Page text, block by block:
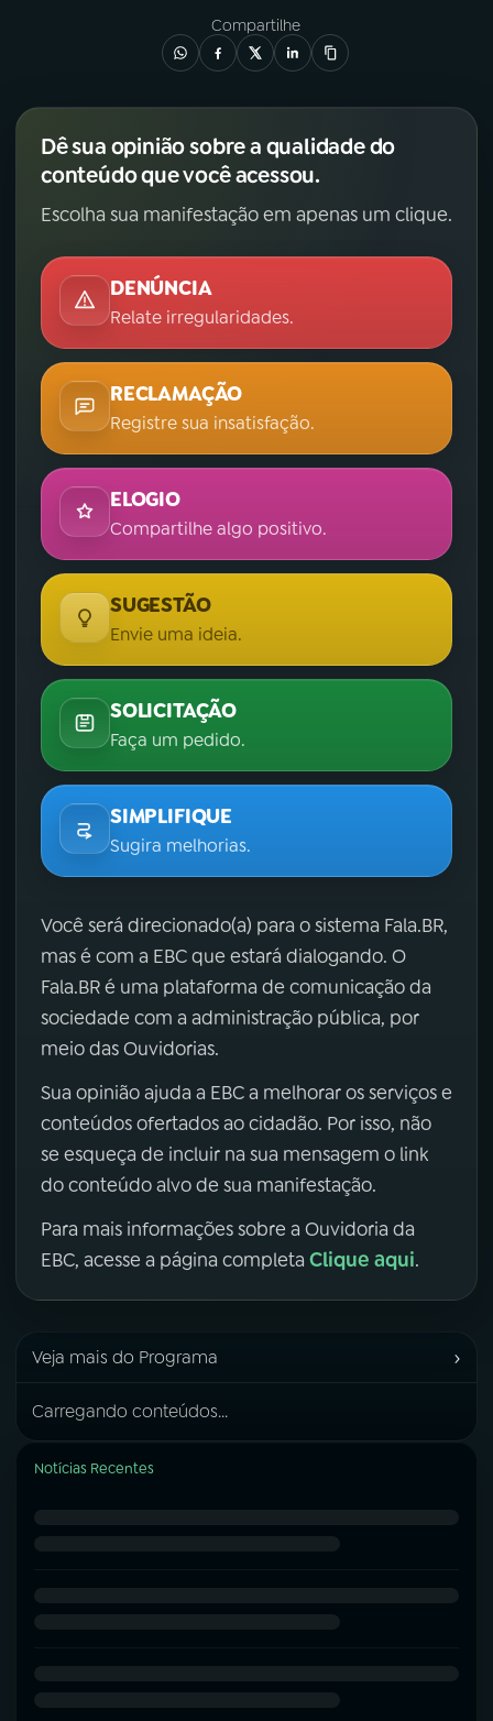
Compartilhe
Dê sua opinião sobre a qualidade do
conteúdo que você acessou.
Escolha sua manifestação em apenas um clique.
DENÚNCIA
Relate irregularidades.
RECLAMAÇÃO
Registre sua insatisfação.
ELOGIO
Compartilhe algo positivo.
SUGESTÃO
Envie uma ideia.
SOLICITAÇÃO
Faça um pedido.
SIMPLIFIQUE
Sugira melhorias.
Você será direcionado(a) para o sistema Fala.BR,
mas é com a EBC que estará dialogando. O
Fala.BR é uma plataforma de comunicação da
sociedade com a administração pública, por
meio das Ouvidorias.
Sua opinião ajuda a EBC a melhorar os serviços e
conteúdos ofertados ao cidadão. Por isso, não
se esqueça de incluir na sua mensagem o link
do conteúdo alvo de sua manifestação.
Para mais informações sobre a Ouvidoria da
EBC, acesse a página completa Clique aqui.
Veja mais do Programa ›
Carregando conteúdos...
Notícias Recentes